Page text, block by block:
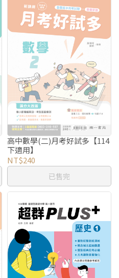
高中數學(二)月考好試多【114
下適用】
NT$240
已售完